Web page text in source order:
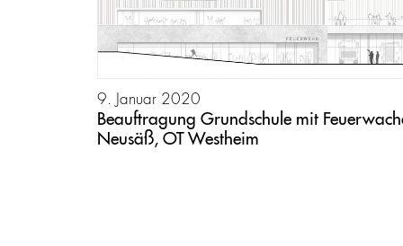
9. Januar 2020
Beauftragung Grundschule mit
Neusäß, OT Westheim